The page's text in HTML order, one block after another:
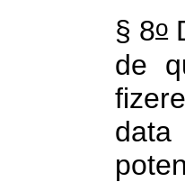
§ 8o
de